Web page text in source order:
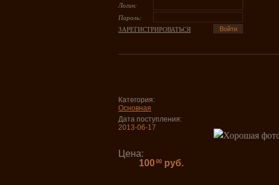
Логин:
Пароль:
ЗАРЕГИСТРИРОВАТЬСЯ
Категория:
Основная
Дата поступления:
2013-06-17
Цена:
100 00 руб.